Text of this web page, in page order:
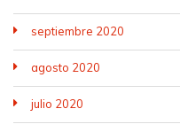
septiembre 2020
agosto 2020
julio 2020